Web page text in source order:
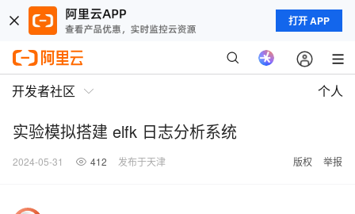
打开 APP
开发者社区 个人
实验模拟搭建 elfk 日志分析系统
2024-05-31 412 发布于天津 版权 举报